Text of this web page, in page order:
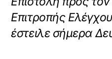
Επιτροπής
έστειλε σήμερα